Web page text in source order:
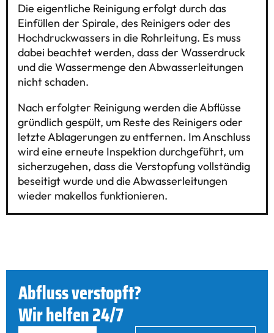
Die eigentliche Reinigung erfolgt durch das
Einfüllen der Spirale, des Reinigers oder des
Hochdruckwassers in die Rohrleitung. Es muss
dabei beachtet werden, dass der Wasserdruck
und die Wassermenge den Abwasserleitungen
nicht schaden.
Nach erfolgter Reinigung werden die Abflüsse
gründlich gespült, um Reste des Reinigers oder
letzte Ablagerungen zu entfernen. Im Anschluss
wird eine erneute Inspektion durchgeführt, um
sicherzugehen, dass die Verstopfung vollständig
beseitigt wurde und die Abwasserleitungen
wieder makellos funktionieren.
Abfluss verstopft?
Wir helfen 24/7